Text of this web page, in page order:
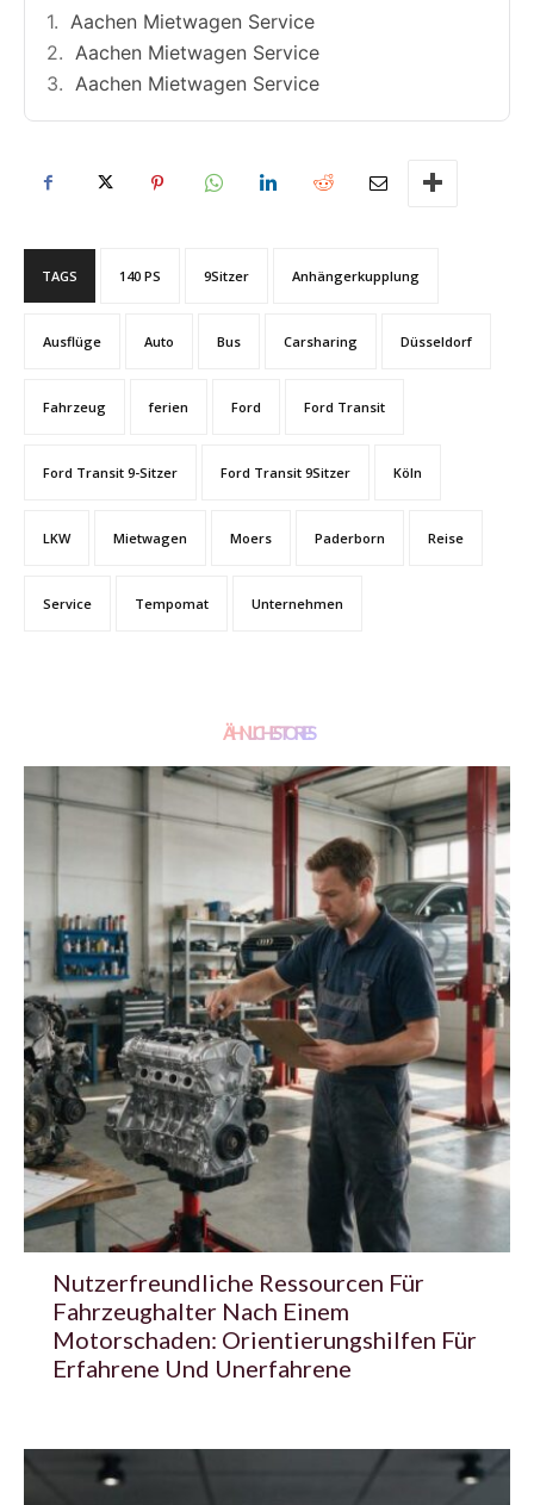
Aachen Mietwagen Service
Aachen Mietwagen Service
Aachen Mietwagen Service
TAGS 140 PS 9Sitzer Anhängerkupplung
Ausflüge Auto Bus Carsharing Düsseldorf
Fahrzeug ferien Ford Ford Transit
Ford Transit 9-Sitzer Ford Transit 9Sitzer Köln
LKW Mietwagen Moers Paderborn Reise
Service Tempomat Unternehmen
ÄHNLICHE STORIES
Nutzerfreundliche Ressourcen Für
Fahrzeughalter Nach Einem
Motorschaden: Orientierungshilfen Für
Erfahrene Und Unerfahrene